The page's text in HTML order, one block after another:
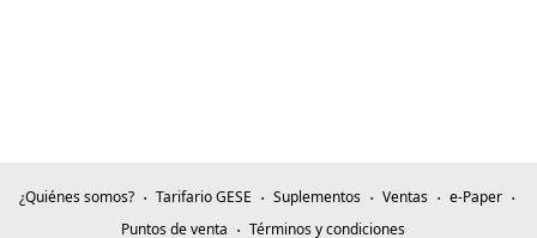
¿Quiénes somos? Tarifario GESE Suplementos Ventas
e-Paper
Puntos de venta
Términos y condiciones